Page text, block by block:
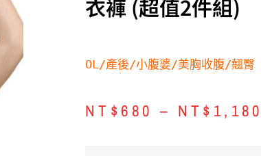
衣褲 (超值2件組)
OL/產後/小腹婆/美胸收腹/翹臀
NT$680 – NT$